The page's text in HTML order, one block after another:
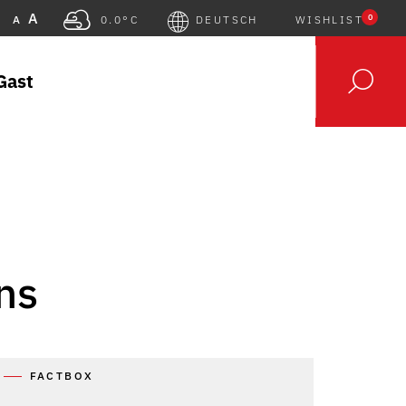
A A 0.0°C DEUTSCH WISHLIST 0
FACTBOX